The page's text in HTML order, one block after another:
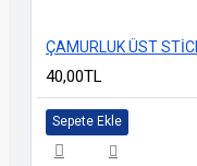
40,00TL
Sepete Ekle